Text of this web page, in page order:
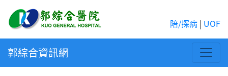
陪/探病 | UOF
郭綜合資訊網